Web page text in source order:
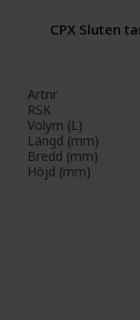
CPX Sluten
Artnr
RSK
Volym (L)
Längd (mm)
Bredd (mm)
Höjd (mm)